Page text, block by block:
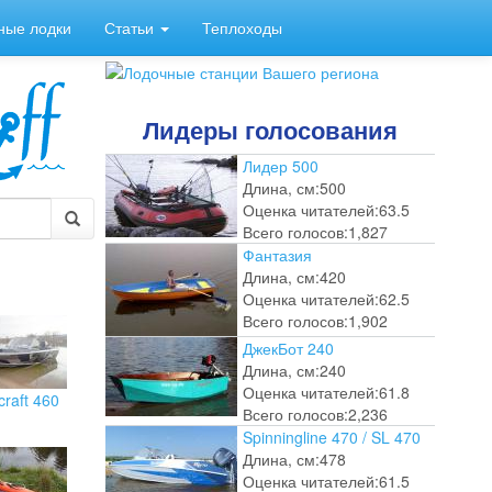
лодки Статьи Теплоходы
460
Лидеры голосования
Лидер 500
Длина, см:500
Оценка читателей:63.5
Всего голосов:1,827
Фантазия
Длина, см:420
Оценка читателей:62.5
Всего голосов:1,902
ДжекБот 240
Длина, см:240
Оценка читателей:61.8
Всего голосов:2,236
Spinningline 470 / SL 470
Длина, см:478
Оценка читателей:61.5